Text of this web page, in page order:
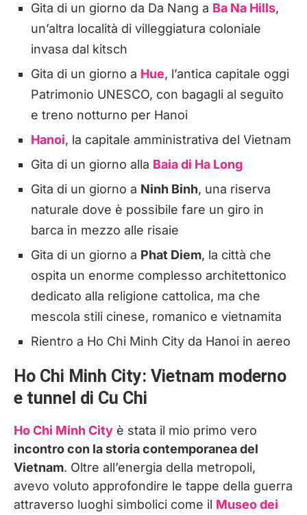
Gita di un giorno da Da Nang a Ba Na Hills,
un’altra località di villeggiatura coloniale
invasa dal kitsch
Gita di un giorno a Hue, l’antica capitale oggi
Patrimonio UNESCO, con bagagli al seguito
e treno notturno per Hanoi
Hanoi, la capitale amministrativa del Vietnam
Gita di un giorno alla Baia di Ha Long
Gita di un giorno a Ninh Binh, una riserva
naturale dove è possibile fare un giro in
barca in mezzo alle risaie
Gita di un giorno a Phat Diem, la città che
ospita un enorme complesso architettonico
dedicato alla religione cattolica, ma che
mescola stili cinese, romanico e vietnamita
Rientro a Ho Chi Minh City da Hanoi in aereo
Ho Chi Minh City: Vietnam moderno
e tunnel di Cu Chi
Ho Chi Minh City è stata il mio primo vero
incontro con la storia contemporanea del
Vietnam. Oltre all’energia della metropoli,
avevo voluto approfondire le tappe della guerra
attraverso luoghi simbolici come il Museo dei